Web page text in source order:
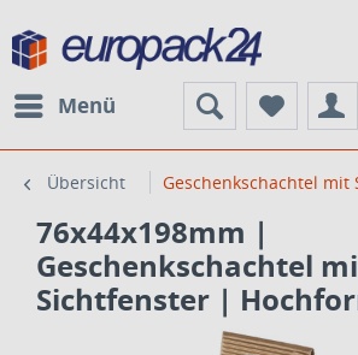
Menü
Übersicht Geschenkschachtel mit
76x44x198mm |
Geschenkschachtel
Sichtfenster |